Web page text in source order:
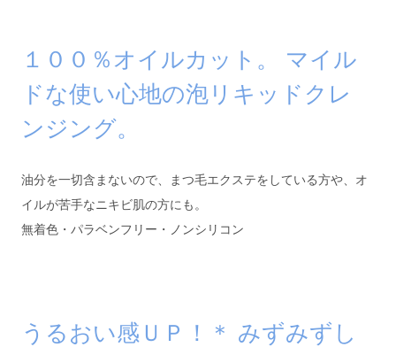
１００％オイルカット。 マイル
ドな使い心地の泡リキッドクレ
ンジング。
油分を一切含まないので、まつ毛エクステをしている方や、オ
イルが苦手なニキビ肌の方にも。
無着色・パラベンフリー・ノンシリコン
うるおい感ＵＰ！ ＊ みずみずし